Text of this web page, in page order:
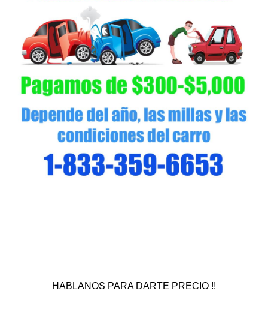
HABLANOS PARA DARTE PRECIO !!